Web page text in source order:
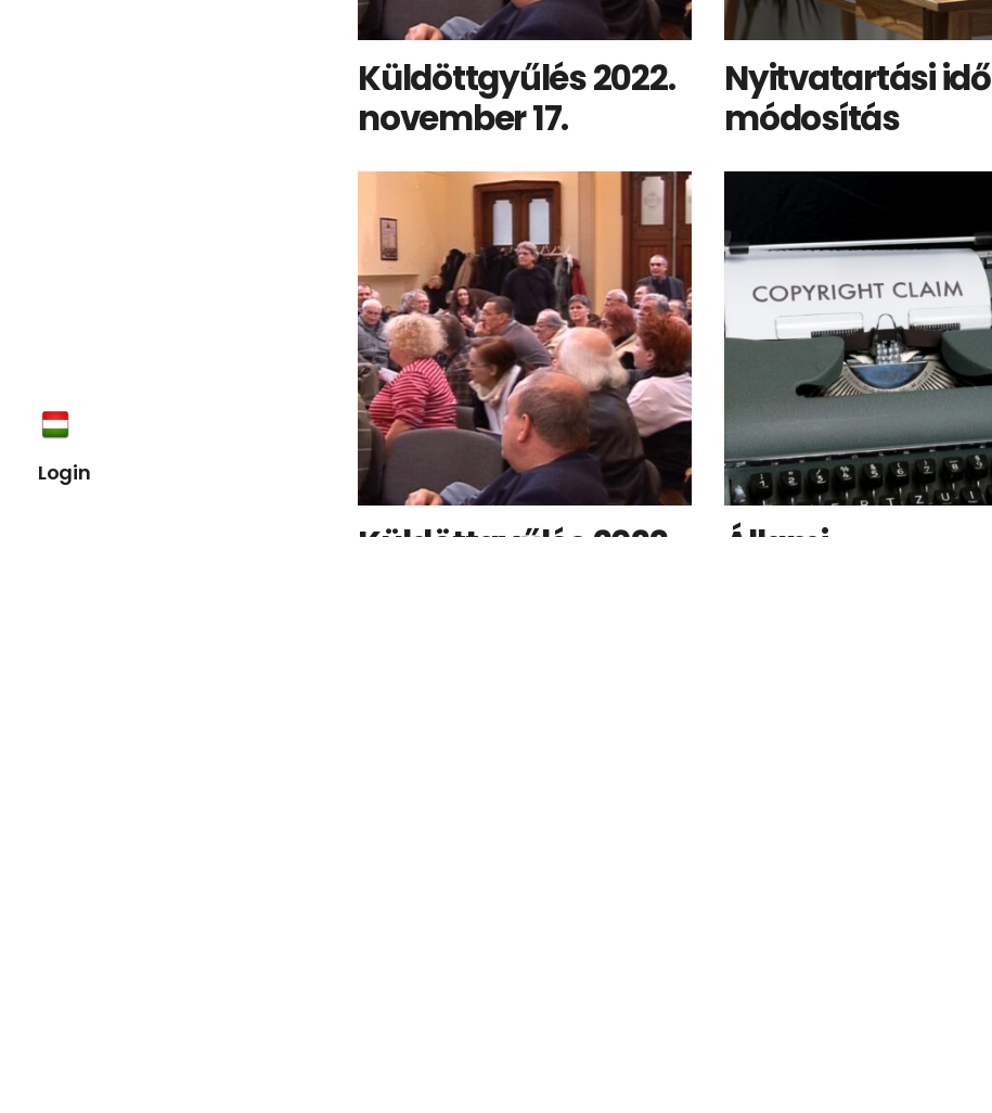
Login
Küldöttgyűlés 2022.
november 17.
Nyitvatartási idő
módosítás
Küldöttgyűlés 2022.
Állami
Intézményünk országos és nemzetközi hálózati
kapcsolatát a Nemzeti Információs Infrastruktúra
Fejlesztési Program biztosítja